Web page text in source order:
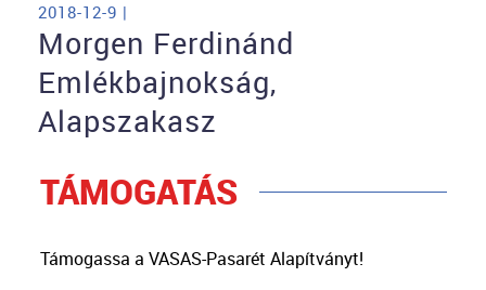
2018-12-9 |
Morgen Ferdinánd
Emlékbajnokság,
Alapszakasz
TÁMOGATÁS
Támogassa a VASAS-Pasarét Alapítványt!